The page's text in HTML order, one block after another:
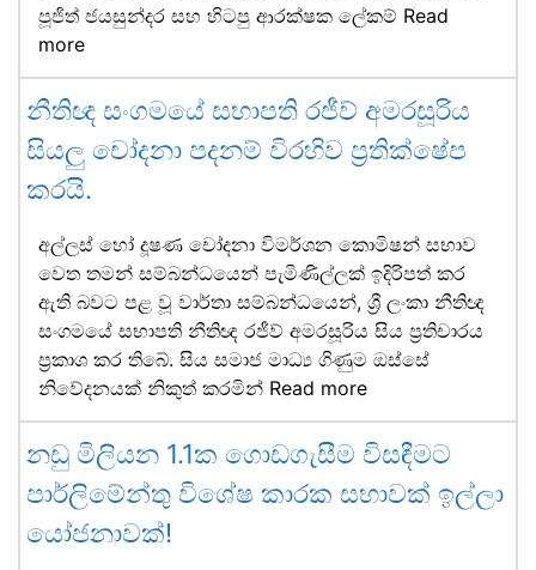
පූජිත් ජයසුන්දර සහ හිටපු ආරක්ෂක ලේකම් Read
more
නීතිඥ සංගමයේ සභාපති රජීව් අමරසූරිය
සියලු චෝදනා පදනම් විරහිව ප්‍රතික්ෂේප
කරයි.
අල්ලස් හෝ දූෂණ චෝදනා විමර්ශන කොමිෂන් සභාව
වෙත තමන් සම්බන්ධයෙන් පැමිණිල්ලක් ඉදිරිපත් කර
ඇති බවට පළ වූ වාර්තා සම්බන්ධයෙන්, ශ්‍රී ලංකා නීතිඥ
සංගමයේ සභාපති නීතිඥ රජීව් අමරසූරිය සිය ප්‍රතිචාරය
ප්‍රකාශ කර තිබේ. සිය සමාජ මාධ්‍ය ගිණුම ඔස්සේ
නිවේදනයක් නිකුත් කරමින් Read more
නඩු මිලියන 1.1ක ගොඩගැසීම විසඳීමට
පාර්ලිමේන්තු විශේෂ කාරක සභාවක් ඉල්ලා
යෝජනාවක්!